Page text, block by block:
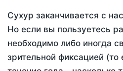
Сухур заканчивается с
Но если вы пользуетесь
необходимо либо иногда
зрительной фиксацией (то